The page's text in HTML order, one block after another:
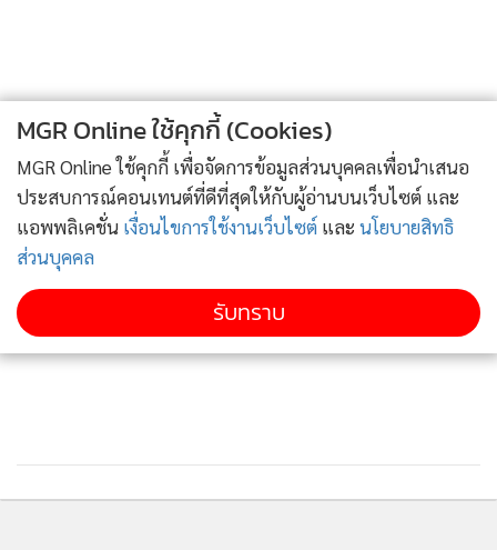
ขณะที่นางวัฒนา หรือป้าวรรณ บอกว่า หลังทนายยอมขายที่ดิน
คืนให้ในราคาประมูลก็ดีใจและขอบคุณทุกภาคส่วนที่ยื่นมือเข้า
มาช่วยเหลือ กรณีที่เกิดขึ้นยอมรับว่าไม่รู้ขั้นตอนกฎหมายและ
การประมูลซื้อขายทรัพย์ แต่หลังจากได้ฟังการชี้แจงจากเจ้า
พนักงานบังคับคดีว่ากรณีดังกล่าวเป็นการซื้อขายที่ชอบด้วย
กฎหมาย จึงได้ขอโทษทนายที่ให้ข้อมูลข่าวไปแบบนั้นเพราะด้วย
ความที่ไม่เข้าใจในกฎหมายเท่าที่ควร แต่ยืนยันว่าไม่ได้มีเจตนา
จะทำให้ใครเสื่อมเสีย แต่กรณีที่เกิดขึ้นจะเป็นบทเรียนสำหรับ
ตนเองในการเซ็นค้ำหรือเซ็นเอกสารมอบอำนาจต่างๆ จะ
MGR Online ใช้คุกกี้ (Cookies)
MGR Online ใช้คุกกี้ เพื่อจัดการข้อมูลส่วนบุคคลเพื่อนำเสนอ
ประสบการณ์คอนเทนต์ที่ดีที่สุดให้กับผู้อ่านบนเว็บไซต์ และ
แอพพลิเคชั่น เงื่อนไขการใช้งานเว็บไซต์ และ นโยบายสิทธิ
ส่วนบุคคล
รับทราบ